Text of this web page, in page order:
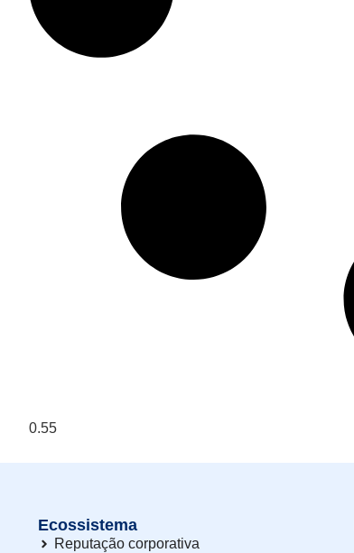
Ecossistema
Reputação corporativa